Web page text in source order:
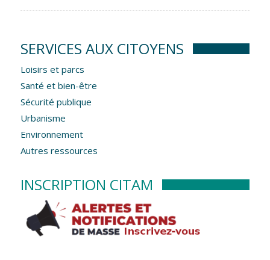
SERVICES AUX CITOYENS
Loisirs et parcs
Santé et bien-être
Sécurité publique
Urbanisme
Environnement
Autres ressources
INSCRIPTION CITAM